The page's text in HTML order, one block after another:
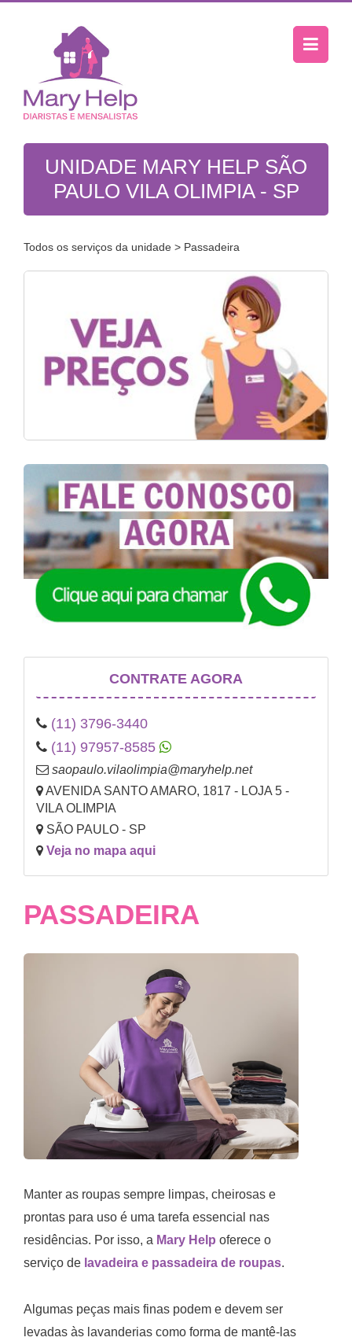
UNIDADE MARY HELP SÃO
PAULO VILA OLIMPIA - SP
Todos os serviços da unidade > Passadeira
CONTRATE AGORA
(11) 3796-3440
(11) 97957-8585
saopaulo.vilaolimpia@maryhelp.net
AVENIDA SANTO AMARO, 1817 - LOJA 5 -
VILA OLIMPIA
SÃO PAULO - SP
Veja no mapa aqui
PASSADEIRA
Manter as roupas sempre limpas, cheirosas e
prontas para uso é uma tarefa essencial nas
residências. Por isso, a Mary Help oferece o
serviço de lavadeira e passadeira de roupas.
Algumas peças mais finas podem e devem ser
levadas às lavanderias como forma de mantê-las